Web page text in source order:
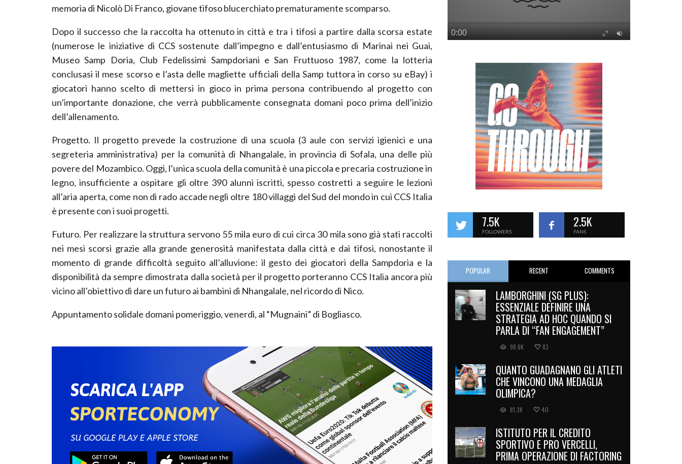
memoria di Nicolò Di Franco, giovane tifoso blucerchiato prematuramente scomparso.
Dopo il successo che la raccolta ha ottenuto in città e tra i tifosi a partire dalla scorsa estate
(numerose le iniziative di CCS sostenute dall’impegno e dall’entusiasmo di Marinai nei Guai,
Museo Samp Doria, Club Fedelissimi Sampdoriani e San Fruttuoso 1987, come la lotteria
conclusasi il mese scorso e l’asta delle magliette ufficiali della Samp tuttora in corso su eBay) i
giocatori hanno scelto di mettersi in gioco in prima persona contribuendo al progetto con
un’importante donazione, che verrà pubblicamente consegnata domani poco prima dell’inizio
dell’allenamento.
Progetto. Il progetto prevede la costruzione di una scuola (3 aule con servizi igienici e una
segreteria amministrativa) per la comunità di Nhangalale, in provincia di Sofala, una delle più
povere del Mozambico. Oggi, l’unica scuola della comunità è una piccola e precaria costruzione in
legno, insufficiente a ospitare gli oltre 390 alunni iscritti, spesso costretti a seguire le lezioni
all’aria aperta, come non di rado accade negli oltre 180 villaggi del Sud del mondo in cui CCS Italia
è presente con i suoi progetti.
Futuro. Per realizzare la struttura servono 55 mila euro di cui circa 30 mila sono già stati raccolti
nei mesi scorsi grazie alla grande generosità manifestata dalla città e dai tifosi, nonostante il
momento di grande difficoltà seguito all’alluvione: il gesto dei giocatori della Sampdoria e la
disponibilità da sempre dimostrata dalla società per il progetto porteranno CCS Italia ancora più
vicino all’obiettivo di dare un futuro ai bambini di Nhangalale, nel ricordo di Nico.
Appuntamento solidale domani pomeriggio, venerdì, al “Mugnaini” di Bogliasco.
7.5K
FOLLOWERS
2.5K
FANS
POPULAR RECENT COMMENTS
LAMBORGHINI (SG PLUS):
ESSENZIALE DEFINIRE UNA
STRATEGIA AD HOC QUANDO SI
PARLA DI “FAN ENGAGEMENT”
98.6K 83
QUANTO GUADAGNANO GLI ATLETI
CHE VINCONO UNA MEDAGLIA
OLIMPICA?
81.3K 40
ISTITUTO PER IL CREDITO
SPORTIVO E PRO VERCELLI,
PRIMA OPERAZIONE DI FACTORING